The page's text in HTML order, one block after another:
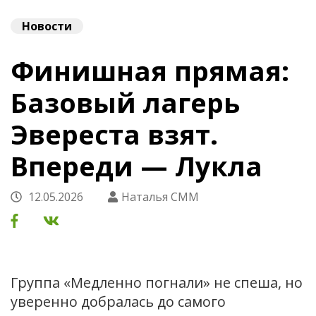
Новости
Финишная прямая:
Базовый лагерь
Эвереста взят.
Впереди — Лукла
12.05.2026 Наталья СММ
Группа «Медленно погнали» не спеша, но
уверенно добралась до самого